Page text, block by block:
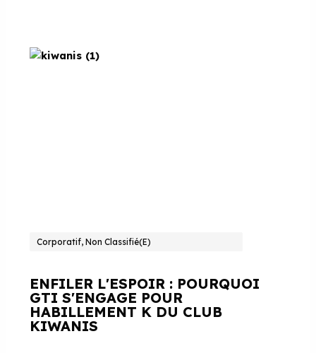
Corporatif, Non Classifié(e)
ENFILER L'ESPOIR : POURQUOI
GTI S'ENGAGE POUR
HABILLEMENT K DU CLUB
KIWANIS